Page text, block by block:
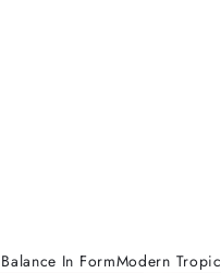
Balance In FormModern Tropic